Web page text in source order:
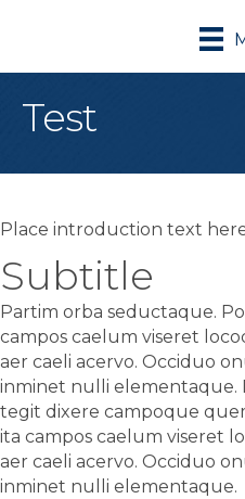
Test
Place introduction text
Subtitle
Partim orba seductaque.
campos caelum viseret
aer caeli acervo. Occiduo
inminet nulli elementaque.
tegit dixere campoque
ita campos caelum viseret
aer caeli acervo. Occiduo
inminet nulli elementaque.